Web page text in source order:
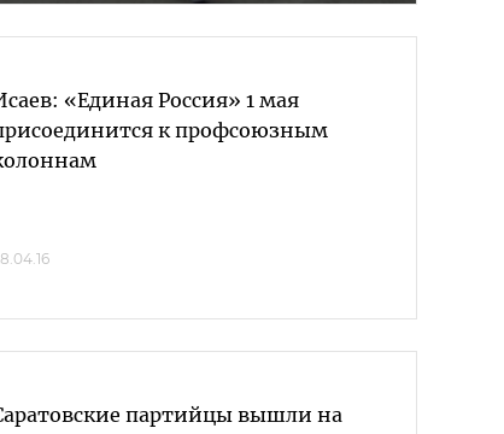
«Единая Россия» 1 мая
к профсоюзным
партийцы вышли на